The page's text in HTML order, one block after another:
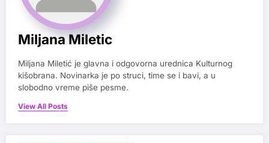
Miljana Miletic
Miljana Miletić je glavna i odgovorna urednica Kulturnog
kišobrana. Novinarka je po struci, time se i bavi, a u
slobodno vreme piše pesme.
View All Posts